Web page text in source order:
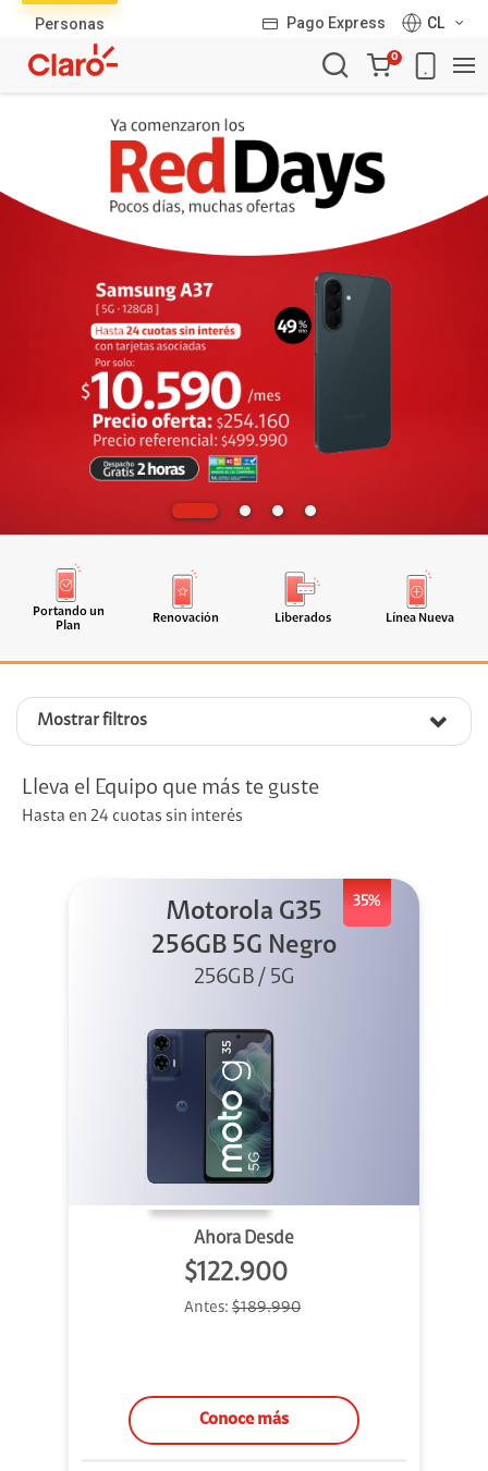
Personas Pago Express
CL
Carro
de
0
Portando un
Plan
Renovación Liberados Línea Nueva
Mostrar filtros
productos
Lleva el Equipo que más te guste
Hasta en 24 cuotas sin interés
35%
Motorola G35
256GB 5G Negro
256GB / 5G
Ahora Desde
$122.900
Antes: $189.990
Conoce más